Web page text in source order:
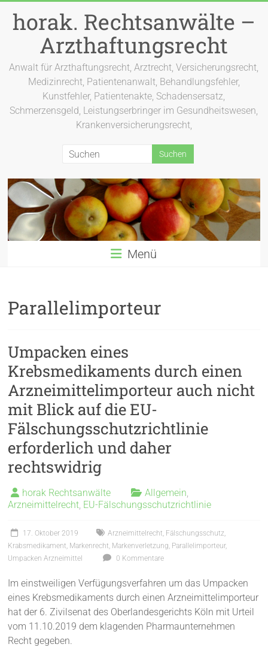
Inhalt
springen
horak. Rechtsanwälte –
Arzthaftungsrecht
Anwalt für Arzthaftungsrecht, Arztrecht, Versicherungsrecht,
Medizinrecht, Patientenanwalt, Behandlungsfehler,
Kunstfehler, Patientenakte, Schadensersatz,
Schmerzensgeld, Leistungserbringer im Gesundheitswesen,
Krankenversicherungsrecht,
Menü
Parallelimporteur
Umpacken eines
Krebsmedikaments durch einen
Arzneimittelimporteur auch nicht
mit Blick auf die EU-
Fälschungsschutzrichtlinie
erforderlich und daher
rechtswidrig
horak Rechtsanwälte Allgemein
Arzneimittelrecht EU-Fälschungsschutzrichtlinie
17. Oktober 2019 Arzneimittelrecht Fälschungsschutz
Krabsmedikament Markenrecht Markenverletzung Parallelimporteur,
Umpacken Arzneimittel
0 Kommentare
Im einstweiligen Verfügungsverfahren um das Umpacken
eines Krebsmedikaments durch einen Arzneimittelimporteur
hat der 6. Zivilsenat des Oberlandesgerichts Köln mit Urteil
vom 11.10.2019 dem klagenden Pharmaunternehmen
Recht gegeben.